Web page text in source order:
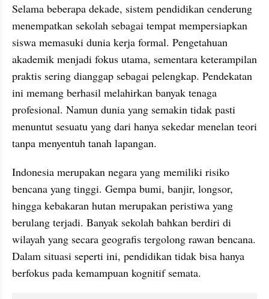
Selama beberapa dekade, sistem pendidikan cenderung
menempatkan sekolah sebagai tempat mempersiapkan
siswa memasuki dunia kerja formal. Pengetahuan
akademik menjadi fokus utama, sementara keterampilan
praktis sering dianggap sebagai pelengkap. Pendekatan
ini memang berhasil melahirkan banyak tenaga
profesional. Namun dunia yang semakin tidak pasti
menuntut sesuatu yang dari hanya sekedar menelan teori
tanpa menyentuh tanah lapangan.
Indonesia merupakan negara yang memiliki risiko
bencana yang tinggi. Gempa bumi, banjir, longsor,
hingga kebakaran hutan merupakan peristiwa yang
berulang terjadi. Banyak sekolah bahkan berdiri di
wilayah yang secara geografis tergolong rawan bencana.
Dalam situasi seperti ini, pendidikan tidak bisa hanya
berfokus pada kemampuan kognitif semata.